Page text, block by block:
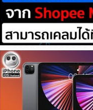
สั่งแบตเตอรี่
เคลมได้ที่ไหนบ้าง